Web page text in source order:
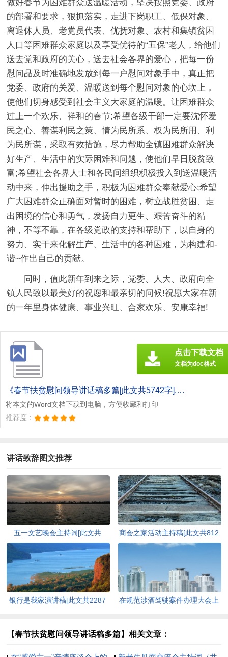
做好春节为困难群众送温暖活动，坚决按照党委、政府
的部署和要求，狠抓落实，走进下岗职工、低保对象、
离退休人员、老党员代表、优抚对象、农村和集镇贫困
人口等困难群众家庭以及享受优待的“五保”老人，给他们
送去党和政府的关心，送去社会各界的爱心，把每一份
慰问品及时准确地发放到每一户慰问对象手中，真正把
党委、政府的关爱、温暖送到每个慰问对象的心坎上，
使他们切身感受到社会主义大家庭的温暖。让困难群众
过上一个欢乐、祥和的春节;希望各级干部一定要沈怀爱
民之心、善谋利民之策、情为民所系、权为民所用、利
为民所谋，采取有效措施，尽力帮助全镇困难群众解决
好生产、生活中的实际困难和问题，使他们早日脱贫致
富;希望社会各界人士和各民间组织积极投入到送温暖活
动中来，伸出援助之手，积极为困难群众奉献爱心;希望
广大困难群众正确面对暂时的困难，树立战胜贫困、走
出困境的信心和勇气，发扬自力更生、艰苦奋斗的精
神，不等不靠，在各级党政的支持和帮助下，以自身的
努力、实干来化解生产、生活中的各种困难，为构建和-
谐~作出自己的贡献。
同时，值此新年到来之际，党委、人大、政府向全
镇人民致以最美好的祝愿和最亲切的问候!祝愿大家在新
的一年里身体健康、事业兴旺、合家欢乐、安康幸福!
《春节扶贫慰问领导讲话稿多篇[此文共5742字].doc》
将本文的Word文档下载到电脑，方便收藏和打印
推荐度：
点击下载文档
文档为doc格式
讲话致辞图文推荐
五一文艺晚会主持词[此文共
商会之家活动主持稿[此文共812
字]
银行是我家演讲稿[此文共2287
在规范涉酒驾驶案件办理大会上
【春节扶贫慰问领导讲话稿多篇】相关文章：